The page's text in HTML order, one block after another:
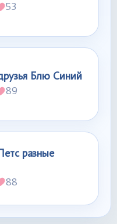
53
Блю Синий
89
разные
88